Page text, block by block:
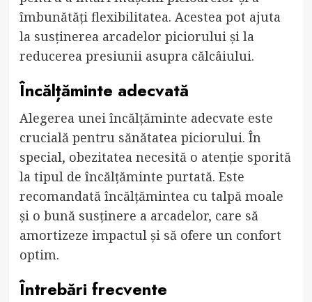
îmbunătăți flexibilitatea. Acestea pot ajuta
la susținerea arcadelor piciorului și la
reducerea presiunii asupra călcâiului.
Încălțăminte adecvată
Alegerea unei încălțăminte adecvate este
crucială pentru sănătatea piciorului. În
special, obezitatea necesită o atenție sporită
la tipul de încălțăminte purtată. Este
recomandată încălțămintea cu talpă moale
și o bună susținere a arcadelor, care să
amortizeze impactul și să ofere un confort
optim.
Întrebări frecvente